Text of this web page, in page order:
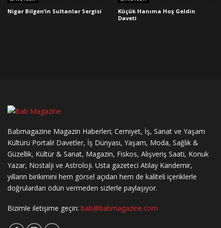
Nigar Bilgen’in Sultanlar Sergisi
Küçük Hanıma Hoş Geldin
Daveti
Babmagazine Magazin Haberleri; Cemiyet, İş, Sanat ve Yaşam
Kültürü Portalı! Davetler, İş Dünyası, Yaşam, Moda, Sağlık &
Güzellik, Kültür & Sanat, Magazin, Fiskos, Alışveriş Saati, Konuk
Yazar, Nostalji ve Astroloji. Usta gazeteci Atılay Kandemir,
yılların birikimini hem görsel açıdan hem de kaliteli içeriklerle
doğrulardan ödün vermeden sizlerle paylaşıyor.
Bizimle iletişime geçin: bab@babmagazine.com